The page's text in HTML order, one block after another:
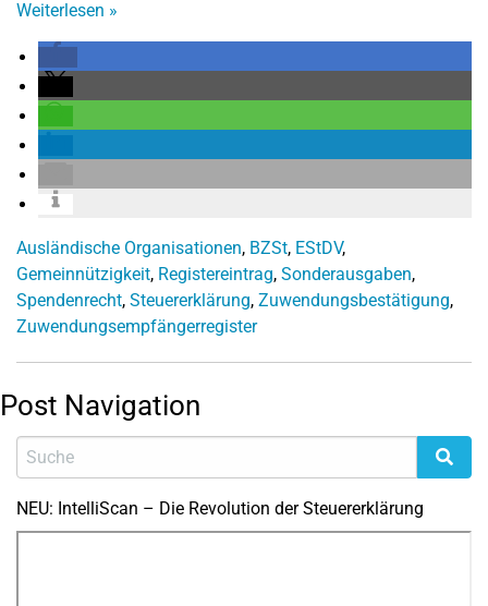
Weiterlesen »
Ausländische Organisationen, BZSt, EStDV,
Gemeinnützigkeit, Registereintrag, Sonderausgaben,
Spendenrecht, Steuererklärung, Zuwendungsbestätigung,
Zuwendungsempfängerregister
Post Navigation
NEU: IntelliScan – Die Revolution der Steuererklärung